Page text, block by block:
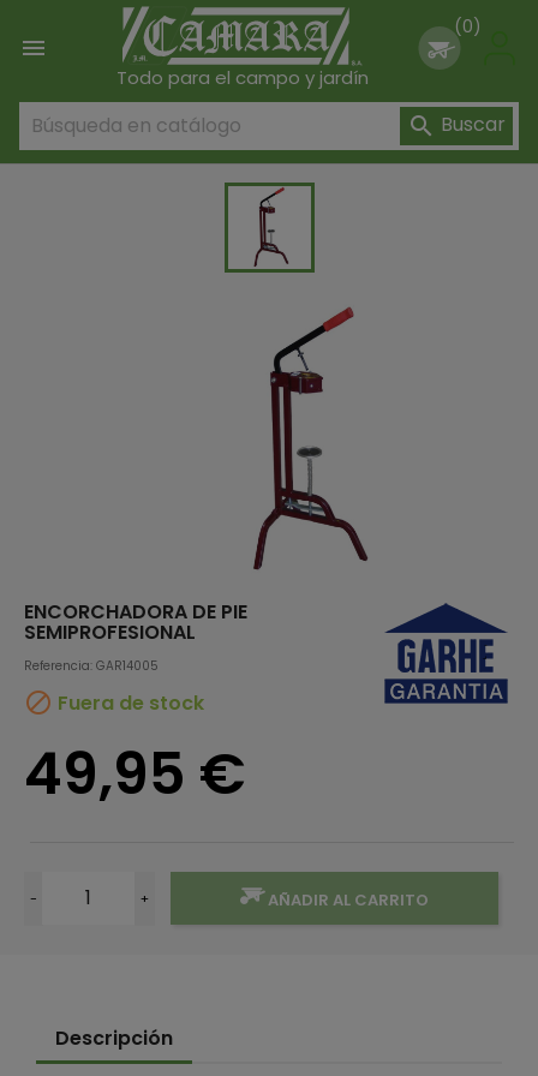

Todo para el campo y jardín
(0)
 Buscar
ENCORCHADORA DE PIE
SEMIPROFESIONAL
Referencia: GAR14005
 Fuera de stock
49,95 €
- + AÑADIR AL CARRITO
Descripción